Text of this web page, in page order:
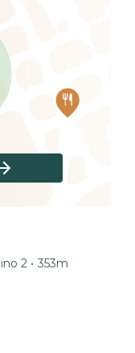
2 • 353m